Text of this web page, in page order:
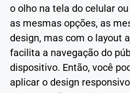
o olho na tela do celular
as mesmas opções, as
design, mas com o layout
facilita a navegação do
dispositivo. Então, você
aplicar o design